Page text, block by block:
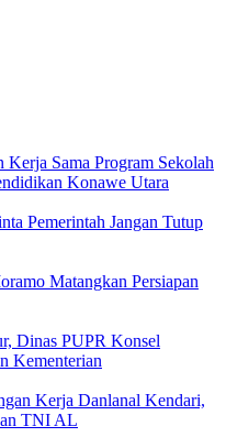
Sama Program Sekolah
Konawe Utara
Pemerintah Jangan Tutup
Matangkan Persiapan
Dinas PUPR Konsel
Kementerian
Kerja Danlanal Kendari,
TNI AL